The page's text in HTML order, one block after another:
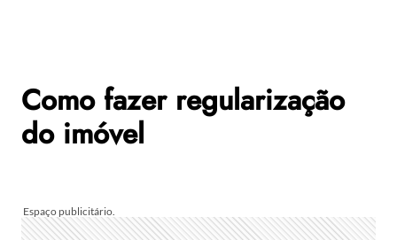
Como fazer regularização
do imóvel